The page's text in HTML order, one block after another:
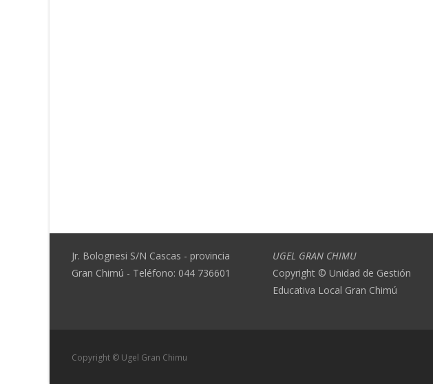
Jr. Bolognesi S/N Cascas - provincia
Gran Chimú - Teléfono: 044 736601
UGEL GRAN CHIMU
Copyright © Unidad de Gestión
Educativa Local Gran Chimú
Copyright © Ugel Gran Chimu